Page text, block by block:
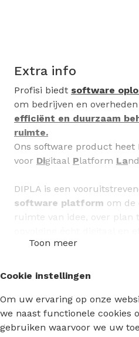
Extra info
Profisi biedt software
om bedrijven en
efficiënt en duurzaam
ruimte.
Ons software product heet
voor Digitaal Platform La
​DIPLA is een
software platform om de
ruimte van​ idee, over plan
groene ruimteen bepaal je
deopvolging en bijsturing
DIPLA.
Het beheer van het
Toon meer
Cookie instellingen
Om uw ervaring op onze
we naast functionele cookies
gebruiken waarvoor we uw